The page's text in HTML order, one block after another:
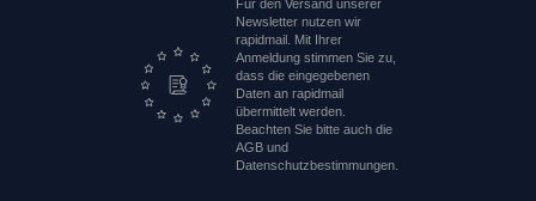
Für den Versand unserer
Newsletter nutzen wir
rapidmail. Mit Ihrer
Anmeldung stimmen Sie zu,
dass die eingegebenen
Daten an rapidmail
übermittelt werden.
Beachten Sie bitte auch die
AGB und
Datenschutzbestimmungen.